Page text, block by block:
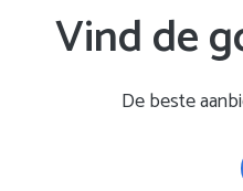
Vind de
De beste